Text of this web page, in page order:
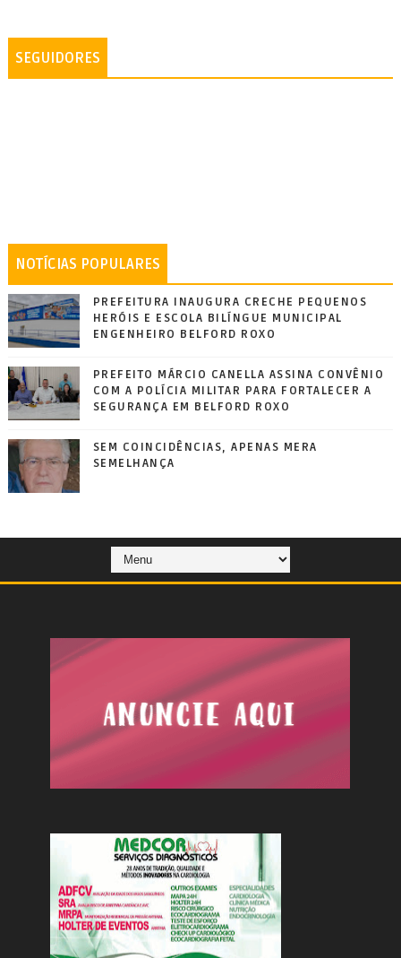
SEGUIDORES
NOTÍCIAS POPULARES
PREFEITURA INAUGURA CRECHE PEQUENOS
HERÓIS E ESCOLA BILÍNGUE MUNICIPAL
ENGENHEIRO BELFORD ROXO
PREFEITO MÁRCIO CANELLA ASSINA CONVÊNIO
COM A POLÍCIA MILITAR PARA FORTALECER A
SEGURANÇA EM BELFORD ROXO
SEM COINCIDÊNCIAS, APENAS MERA
SEMELHANÇA